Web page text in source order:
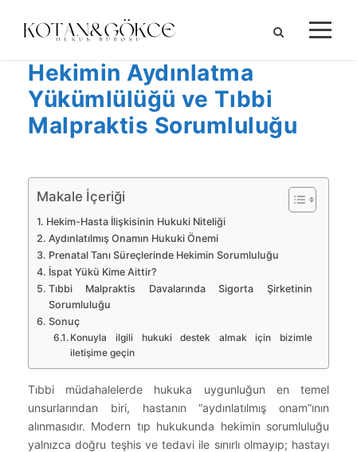
Hekimin Aydınlatma
Yükümlülüğü ve Tıbbi
Malpraktis Sorumluluğu
Makale İçeriği
Hekim-Hasta İlişkisinin Hukuki Niteliği
Aydınlatılmış Onamın Hukuki Önemi
Prenatal Tanı Süreçlerinde Hekimin Sorumluluğu
İspat Yükü Kime Aittir?
Tıbbi Malpraktis Davalarında Sigorta Şirketinin
Sorumluluğu
Sonuç
Konuyla ilgili hukuki destek almak için bizimle
iletişime geçin
Tıbbi müdahalelerde hukuka uygunluğun en temel
unsurlarından biri, hastanın “aydınlatılmış onam”ının
alınmasıdır. Modern tıp hukukunda hekimin sorumluluğu
yalnızca doğru teşhis ve tedavi ile sınırlı olmayıp; hastayı